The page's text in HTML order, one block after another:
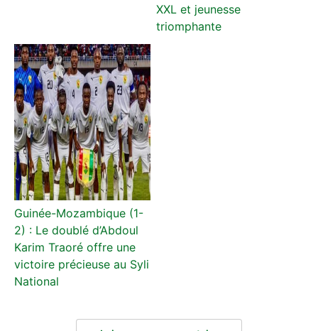
XXL et jeunesse
triomphante
Guinée-Mozambique (1-
2) : Le doublé d’Abdoul
Karim Traoré offre une
victoire précieuse au Syli
National